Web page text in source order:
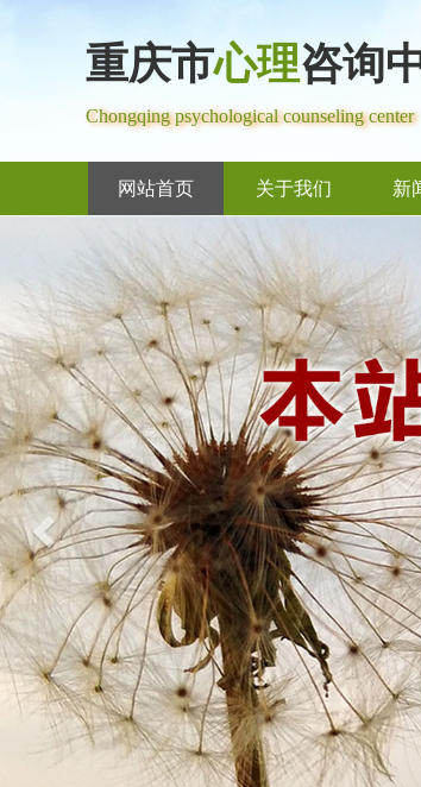
重庆市心理咨询
Chongqing psychological counseling center
网站首页 关于我们 新